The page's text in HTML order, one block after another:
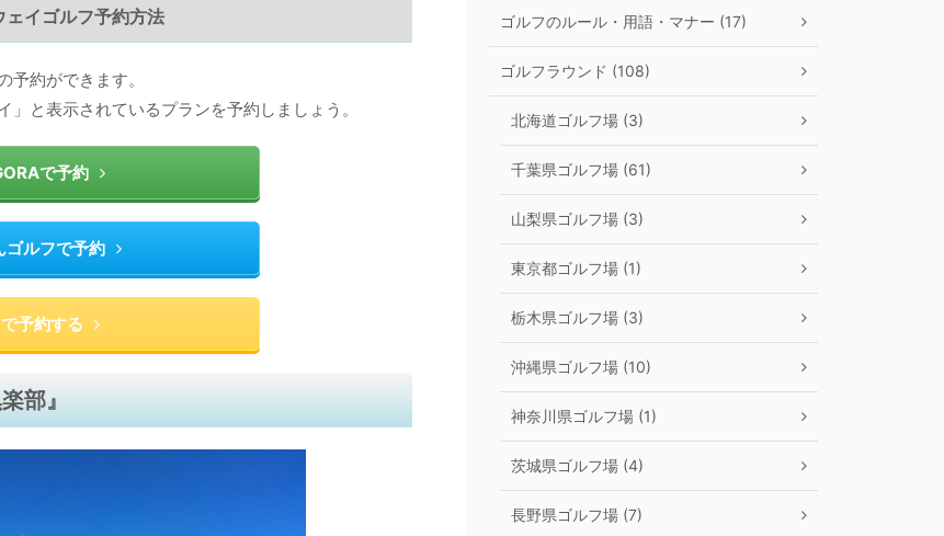
ェイゴルフ予約方法
約ができます。
と表示されているプランを予約しましょう。
で予約
ゴルフで予約
予約する
部』
ゴルフのルール・用語・マナー (17)
ゴルフラウンド (108)
北海道ゴルフ場 (3)
千葉県ゴルフ場 (61)
山梨県ゴルフ場 (3)
東京都ゴルフ場 (1)
栃木県ゴルフ場 (3)
沖縄県ゴルフ場 (10)
神奈川県ゴルフ場 (1)
茨城県ゴルフ場 (4)
長野県ゴルフ場 (7)